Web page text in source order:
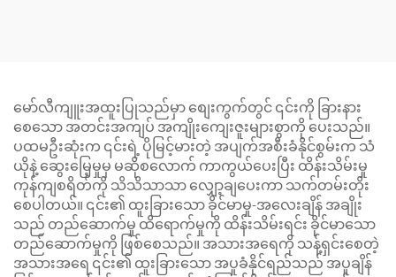
မော်လီကျူးအထူးပြုသည်မှာ စျေးကွက်တွင် ၎င်းကို ခြားနား
စေသော အတင်းအကျပ် အကျိုးကျေးဇူးများစွာကို ပေးသည်။
ပထမဦးဆုံးက ၎င်းရဲ့ ပိုမြင့်မားတဲ့ အပျက်အစီးခံနိုင်စွမ်းက သံ
ယိုနဲ့ ဆွေးမြေ့မှုမှ မဆိုစလောက် ကာကွယ်ပေးပြီး ထိန်းသိမ်းမှု
ကုန်ကျစရိတ်ကို သိသိသာသာ လျှော့ချပေးကာ သက်တမ်းတိုး
စေပါတယ်။ ၎င်း၏ ထူးခြားသော ခိုင်မာမှု-အလေးချိန် အချိုး
သည် တည်ဆောက်မှု ထိရောက်မှုကို ထိန်းသိမ်းရင်း ခိုင်မာသော
တည်ဆောက်မှုကို ဖြစ်စေသည်။ အသားအရေကို သန့်ရှင်းစေတဲ့
အသားအရေ ၎င်း၏ ထူးခြားသော အပူခံနိုင်ရည်သည် အပူချိန်